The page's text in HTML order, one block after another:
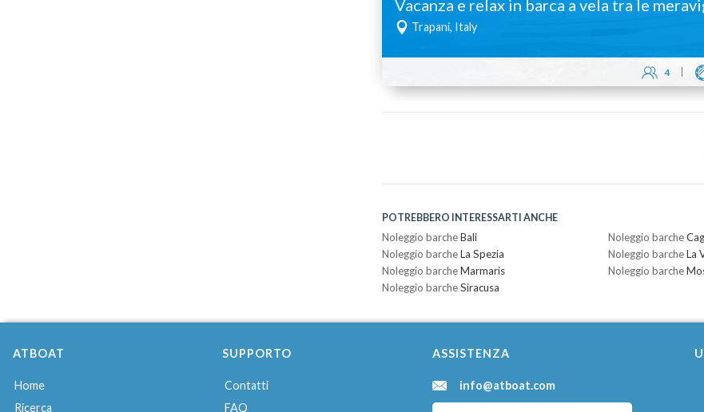
Vacanza e relax in barca a vela tra le
Trapani, Italy
4
POTREBBERO INTERESSARTI ANCHE
Noleggio barcheBali Noleggio barche
Noleggio barcheLa Spezia Noleggio barcheLa
Noleggio barcheMarmaris Noleggio barche
Noleggio barcheSiracusa
ATBOAT
Home
Ricerca
SUPPORTO
Contatti
FAQ
ASSISTENZA
info@atboat.com